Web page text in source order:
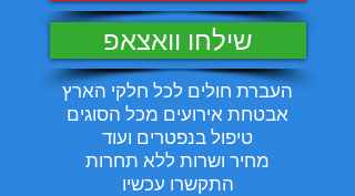
שילחו וואצאפ
העברת חולים לכל חלקי הארץ
אבטחת אירועים מכל הסוגים
טיפול בנפטרים ועוד
מחיר ושרות ללא תחרות
התקשרו עכשיו